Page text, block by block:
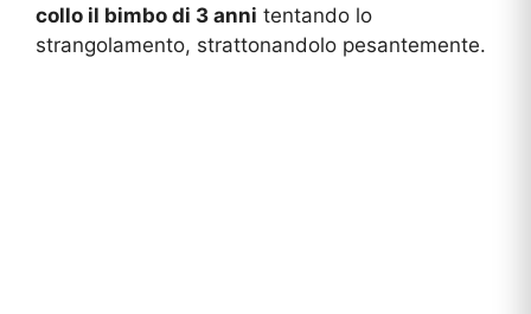
collo il bimbo di 3 anni tentando lo
strangolamento, strattonandolo pesantemente.